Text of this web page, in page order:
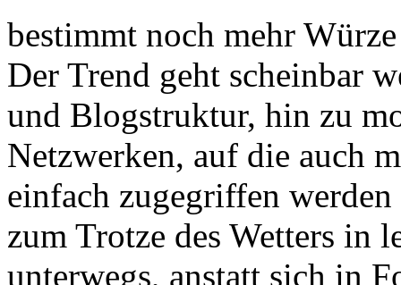
bestimmt noch mehr
Der Trend geht scheinbar
und Blogstruktur, hin zu
Netzwerken, auf die auch
einfach zugegriffen
zum Trotze des Wetters in
unterwegs, anstatt sich in